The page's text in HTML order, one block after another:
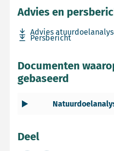
Advies en
Advies
Download bestand
Persbericht
Download bestand
Documenten
gebaseerd
Deel